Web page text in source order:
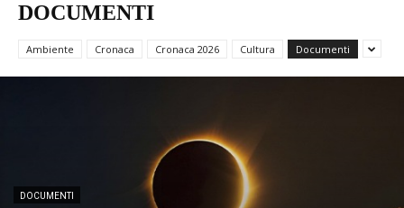
DOCUMENTI
Ambiente Cronaca Cronaca 2026 Cultura Documenti
DOCUMENTI